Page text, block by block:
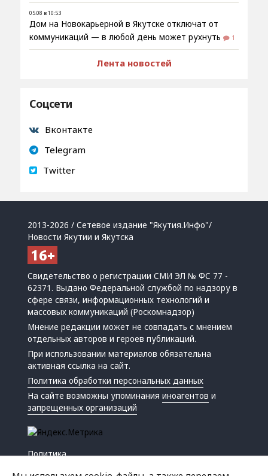
05.08 в 10:53
Дом на Новокарьерной в Якутске отключат от
коммуникаций — в любой день может рухнуть
1
Лента новостей
Соцсети
Вконтакте
Telegram
Twitter
2013-2026 / Сетевое издание "Якутия.Инфо"/
Новости Якутии и Якутска
Свидетельство о регистрации СМИ ЭЛ № ФС 77 -
62371. Выдано Федеральной службой по надзору в
сфере связи, информационных технологий и
массовых коммуникаций (Роскомнадзор)
Мнение редакции может не совпадать с мнением
отдельных авторов и героев публикаций.
При использовании материалов обязательна
активная ссылка на сайт.
Политика обработки персональных данных
На сайте возможны упоминанияиноагентов и
запрещенных организаций
Политика